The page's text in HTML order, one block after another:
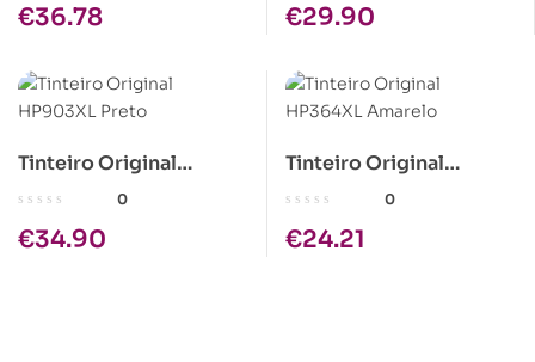
€36.78 €29.90
Tinteiro Original
HP903XL Preto
0
€34.90
Tinteiro Original
HP364XL Amarelo
0
€24.21